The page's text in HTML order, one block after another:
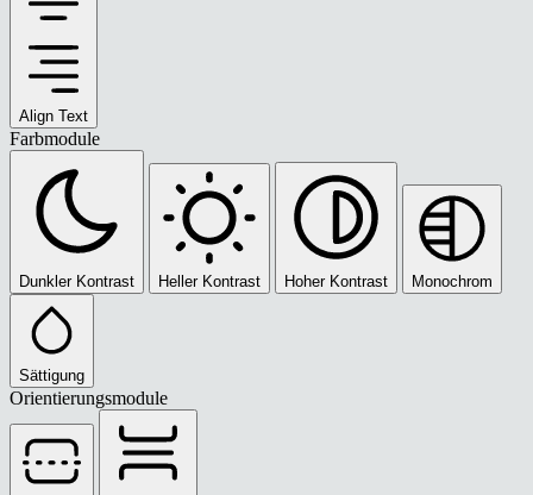
Align Text
Farbmodule
Dunkler Kontrast Heller Kontrast Hoher Kontrast Monochrom
Sättigung
Orientierungsmodule